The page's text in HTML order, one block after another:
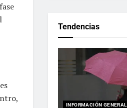
Tendencias
INFORMACIÓN GENERAL